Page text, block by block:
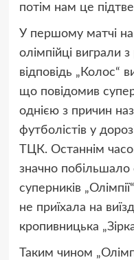
потім нам це
У першому матчі на
олімпійці виграли
відповідь „Колос“
що повідомив
однією з причин
футболістів у
ТЦК. Останнім
значно побільшало
суперників
не приїхала на
кропивницька
Таким чином